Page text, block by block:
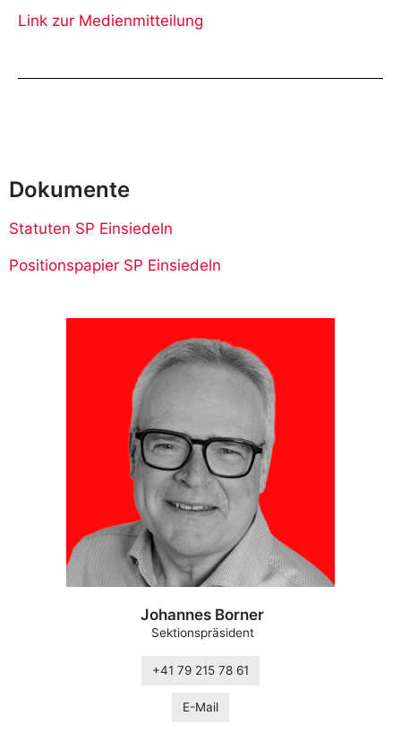
Link zur Medienmitteilung
Dokumente
Statuten SP Einsiedeln
Positionspapier SP Einsiedeln
Johannes Borner
Sektionspräsident
+41 79 215 78 61
E-Mail